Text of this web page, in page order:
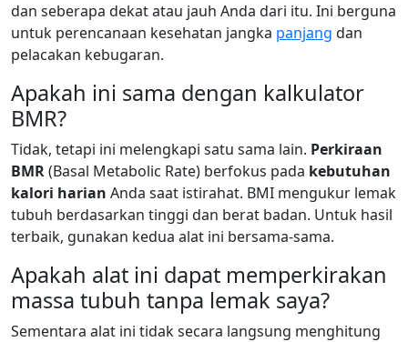
dan seberapa dekat atau jauh Anda dari itu. Ini berguna
untuk perencanaan kesehatan jangka panjang dan
pelacakan kebugaran.
Apakah ini sama dengan kalkulator
BMR?
Tidak, tetapi ini melengkapi satu sama lain. Perkiraan
BMR(Basal Metabolic Rate) berfokus pada kebutuhan
kalori harian Anda saat istirahat. BMI mengukur lemak
tubuh berdasarkan tinggi dan berat badan. Untuk hasil
terbaik, gunakan kedua alat ini bersama-sama.
Apakah alat ini dapat memperkirakan
massa tubuh tanpa lemak saya?
Sementara alat ini tidak secara langsung menghitung